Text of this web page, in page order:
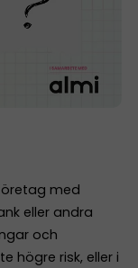
med
eller andra
och
högre risk, eller i